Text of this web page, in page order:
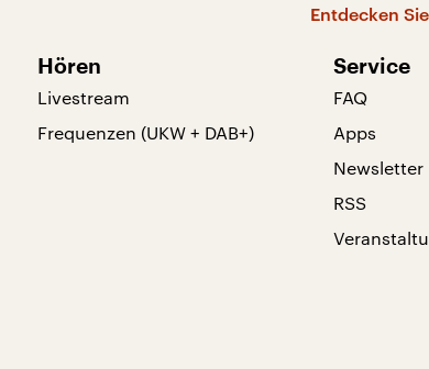
Entdecken
Hören
Livestream
Frequenzen (UKW + DAB+)
Service
FAQ
Apps
Newsletter
RSS